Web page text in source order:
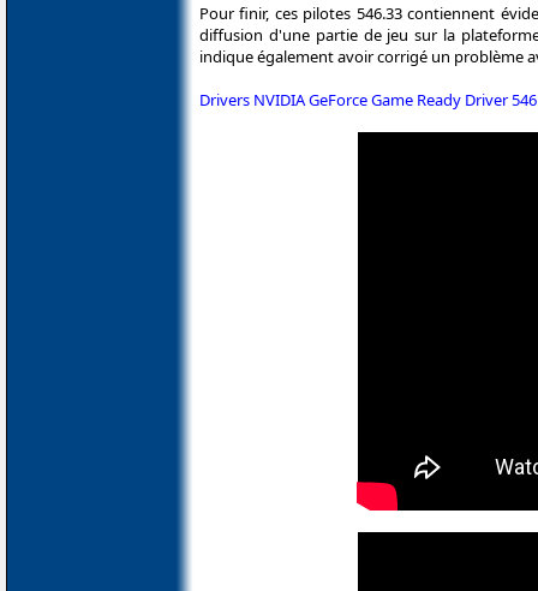
Pour finir, ces pilotes 546.33 contiennent
diffusion d'une partie de jeu sur la
indique également avoir corrigé un problème
Drivers NVIDIA GeForce Game Ready Driver